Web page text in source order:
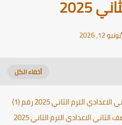
2026
الثاني 2025 رقم (1)
الاعدادي الترم الثاني 2025